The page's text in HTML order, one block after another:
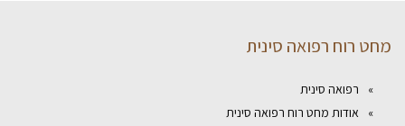
מחט רוח רפואה סינית
רפואה סינית
אודות מחט רוח רפואה סינית